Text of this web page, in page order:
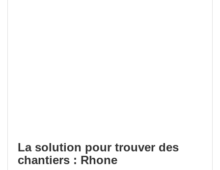
La solution pour trouver des
chantiers : Rhone